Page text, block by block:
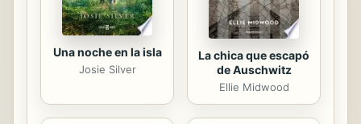
Una noche en la isla
Josie Silver
La chica que escapó
de Auschwitz
Ellie Midwood